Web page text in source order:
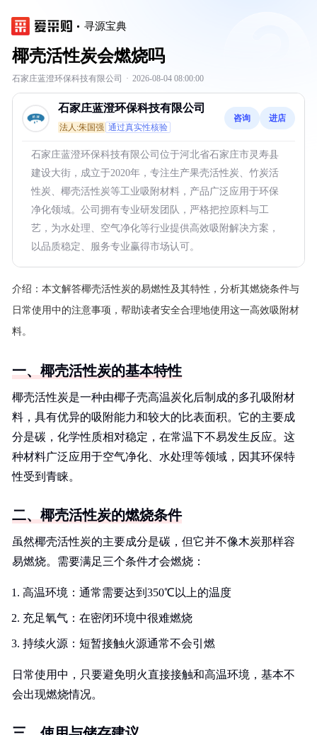
寻源宝典
椰壳活性炭会燃烧吗
石家庄蓝澄环保科技有限公司 · 2026-08-04 08:00:00
石家庄蓝澄环保科技有限公司
法人:朱国强 通过真实性核验
咨询 进店
石家庄蓝澄环保科技有限公司位于河北省石家庄市灵寿县
建设大街，成立于2020年，专注生产果壳活性炭、竹炭活
性炭、椰壳活性炭等工业吸附材料，产品广泛应用于环保
净化领域。公司拥有专业研发团队，严格把控原料与工
艺，为水处理、空气净化等行业提供高效吸附解决方案，
以品质稳定、服务专业赢得市场认可。
介绍： 本文解答椰壳活性炭的易燃性及其特性，分析其燃烧条件与
日常使用中的注意事项，帮助读者安全合理地使用这一高效吸附材
料。
一、椰壳活性炭的基本特性
椰壳活性炭是一种由椰子壳高温炭化后制成的多孔吸附材
料，具有优异的吸附能力和较大的比表面积。它的主要成
分是碳，化学性质相对稳定，在常温下不易发生反应。这
种材料广泛应用于空气净化、水处理等领域，因其环保特
性受到青睐。
二、椰壳活性炭的燃烧条件
虽然椰壳活性炭的主要成分是碳，但它并不像木炭那样容
易燃烧。需要满足三个条件才会燃烧：
高温环境：通常需要达到350℃以上的温度
充足氧气：在密闭环境中很难燃烧
持续火源：短暂接触火源通常不会引燃
日常使用中，只要避免明火直接接触和高温环境，基本不
会出现燃烧情况。